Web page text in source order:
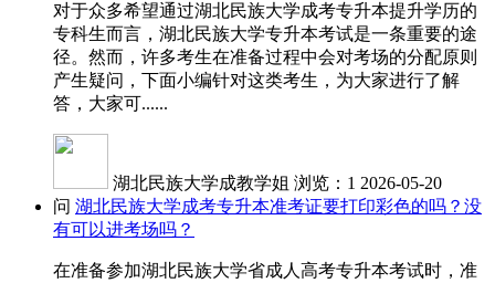
对于众多希望通过湖北民族大学成考专升本提升学历的
专科生而言，湖北民族大学专升本考试是一条重要的途
径。然而，许多考生在准备过程中会对考场的分配原则
产生疑问，下面小编针对这类考生，为大家进行了解
答，大家可......
湖北民族大学成教学姐 浏览：1 2026-05-20
问 湖北民族大学成考专升本准考证要打印彩色的吗？没
有可以进考场吗？
在准备参加湖北民族大学省成人高考专升本考试时，准